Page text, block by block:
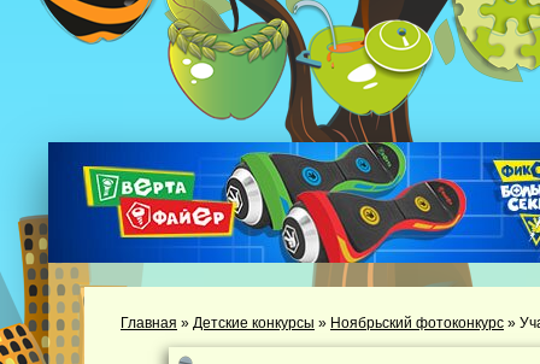
Главная » Детские конкурсы » Ноябрьский фотоконкурс »